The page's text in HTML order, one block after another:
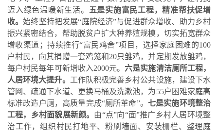
迈入绿色温暖新生活。
五是实施富民工程，精准帮扶促增
收。始终坚持把发展“庭院经济”与促进群众增收、助力乡村
振兴紧密结合，帮助脱贫户扩大种养殖规模，切实拓宽群众
增收渠道；持续推行“富民鸡舍”项目，选择家庭困难的100
户村民，向其捐赠一套鸡笼和20只雏鸡，并定期发放雏鸡，
每户村民每年可新增收入2000元。 六是实施清洁厕所工程，
人居环境大提升。 工作队积极完善乡村公共设施，建设下水
管网、疏通下水道、更换马桶及洗漱池，为55户困难家庭高
标准改造户厕，高质量完成“厕所革命”。 七是实施环境整治
工程，乡村面貌展新颜。 由“点”向“面”推广乡村人居环境整
治工作，组织村民打地平、粉刷墙面、安装栅栏、整理庭